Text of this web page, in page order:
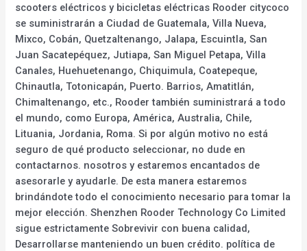
scooters eléctricos y bicicletas eléctricas Rooder citycoco
se suministrarán a Ciudad de Guatemala, Villa Nueva,
Mixco, Cobán, Quetzaltenango, Jalapa, Escuintla, San
Juan Sacatepéquez, Jutiapa, San Miguel Petapa, Villa
Canales, Huehuetenango, Chiquimula, Coatepeque,
Chinautla, Totonicapán, Puerto. Barrios, Amatitlán,
Chimaltenango, etc., Rooder también suministrará a todo
el mundo, como Europa, América, Australia, Chile,
Lituania, Jordania, Roma. Si por algún motivo no está
seguro de qué producto seleccionar, no dude en
contactarnos. nosotros y estaremos encantados de
asesorarle y ayudarle. De esta manera estaremos
brindándote todo el conocimiento necesario para tomar la
mejor elección. Shenzhen Rooder Technology Co Limited
sigue estrictamente Sobrevivir con buena calidad,
Desarrollarse manteniendo un buen crédito. política de